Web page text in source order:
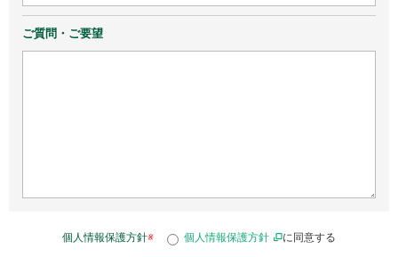
ご質問・ご要望
個人情報保護方針※ 個人情報保護方針 に同意する